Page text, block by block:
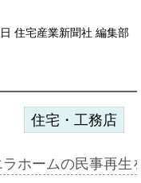
住宅産業新聞社 編集部
住宅・工務店
ホームの民事再